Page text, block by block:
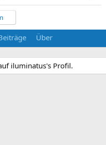
Über
iluminatus's Profil.